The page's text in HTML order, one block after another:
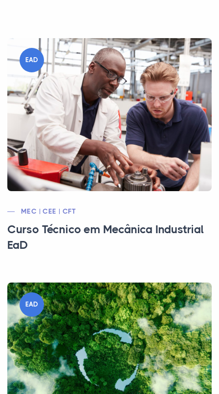
EAD
MEC | CEE | CFT
Curso Técnico em Mecânica Industrial
EaD
EAD